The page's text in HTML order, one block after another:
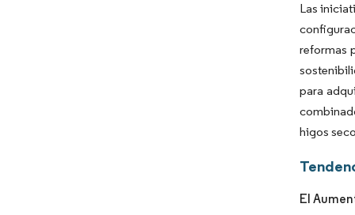
Las
reformas
para
higos
El